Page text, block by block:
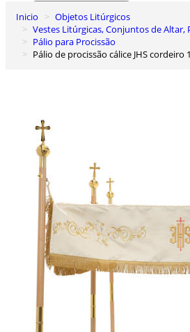
0
Carrinho de Compras
Inicio
Objetos Litúrgicos
Vestes Litúrgicas, Conjuntos de Altar,
Pálio para Procissão
Pálio de procissão cálice JHS cordeiro